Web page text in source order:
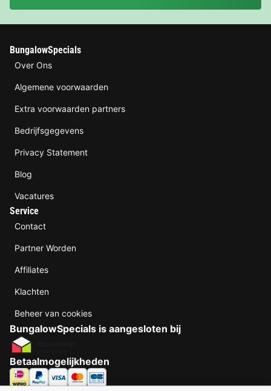
BungalowSpecials
Over Ons
Algemene voorwaarden
Extra voorwaarden partners
Bedrijfsgegevens
Privacy Statement
Blog
Vacatures
Service
Contact
Partner Worden
Affiliates
Klachten
Beheer van cookies
BungalowSpecials is aangesloten bij
Betaalmogelijkheden